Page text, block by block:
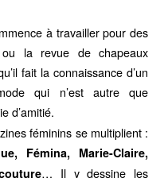
à travailler pour des
la revue de chapeaux
fait la connaissance d’un
qui n’est autre que
d’amitié.
féminins se multiplient :
Fémina, Marie-Claire,
… Il y dessine les